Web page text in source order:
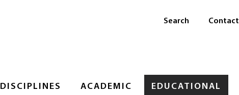
DISCIPLINES ACADEMIC EDUCATIONAL
Search Contact